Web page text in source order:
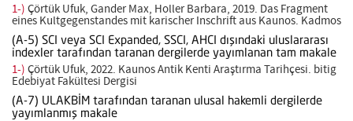
1-) Çörtük Ufuk, Gander Max, Holler Barbara, 2019. Das Fragment
eines Kultgegenstandes mit karischer Inschrift aus Kaunos. Kadmos
(A-5) SCI veya SCI Expanded, SSCI, AHCI dışındaki uluslararası
indexler tarafından taranan dergilerde yayımlanan tam makale
1-) Çörtük Ufuk, 2022. Kaunos Antik Kenti Araştırma Tarihçesi. bitig
Edebiyat Fakültesi Dergisi
(A-7) ULAKBİM tarafından taranan ulusal hakemli dergilerde
yayımlanmış makale